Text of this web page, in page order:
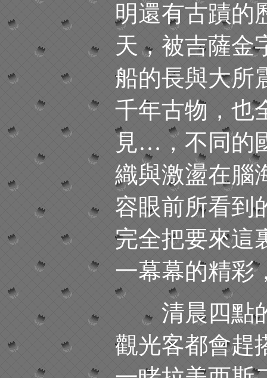
明還有古蹟的
天，被吉薩金
船的長與大所
千年古物，也
見…，不同的
織與激盪在腦
容眼前所看到
完全把要來這
一幕幕的精彩
清晨四點的
觀光客都會趕